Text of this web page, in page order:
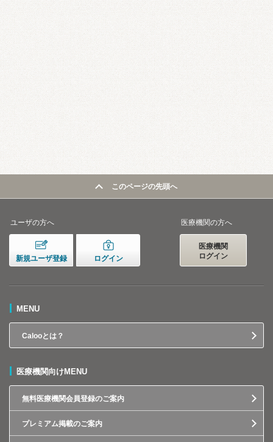
このページの先頭へ
ユーザの方へ
新規ユーザ登録 ログイン
医療機関の方へ
医療機関
ログイン
MENU
Calooとは？
医療機関向けMENU
無料医療機関会員登録のご案内
プレミアム掲載のご案内